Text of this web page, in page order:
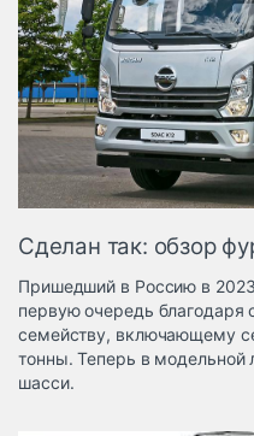
Сделан так: обзор
Пришедший в Россию в 2023
первую очередь
семейству, включающему
тонны. Теперь в модельной
шасси.